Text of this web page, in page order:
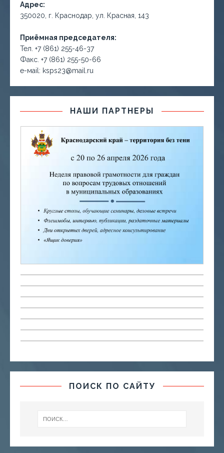
Адрес:
350020, г. Краснодар, ул. Красная, 143
Приёмная председателя:
Тел. +7 (861) 255-46-37
Факс. +7 (861) 255-50-66
е-маil: ksps23@mail.ru
НАШИ ПАРТНЕРЫ
ПОИСК ПО САЙТУ